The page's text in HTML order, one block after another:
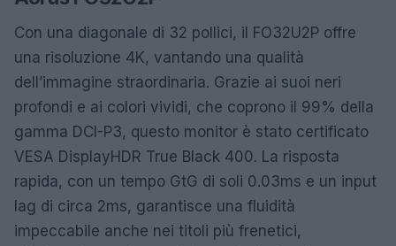
Con una diagonale di 32 pollici, il FO32U2P offre
una risoluzione 4K, vantando una qualità
dell’immagine straordinaria. Grazie ai suoi neri
profondi e ai colori vividi, che coprono il 99% della
gamma DCI-P3, questo monitor è stato certificato
VESA DisplayHDR True Black 400. La risposta
rapida, con un tempo GtG di soli 0.03ms e un input
lag di circa 2ms, garantisce una fluidità
impeccabile anche nei titoli più frenetici,